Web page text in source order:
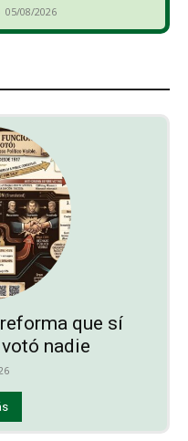
05/08/2026
que sí
nadie